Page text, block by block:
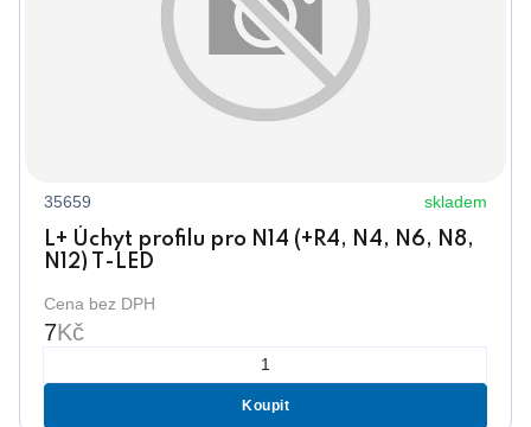
35659 skladem
L+ Úchyt profilu pro N14 (+R4, N4, N6, N8,
N12) T-LED
Cena bez DPH
7Kč
Koupit